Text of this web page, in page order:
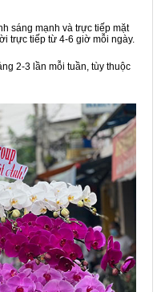
sáng mạnh và trực tiếp mặt
trực tiếp từ 4-6 giờ mỗi ngày.
2-3 lần mỗi tuần, tùy thuộc